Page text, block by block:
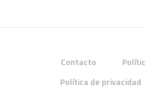
Contacto
Política de privacidad